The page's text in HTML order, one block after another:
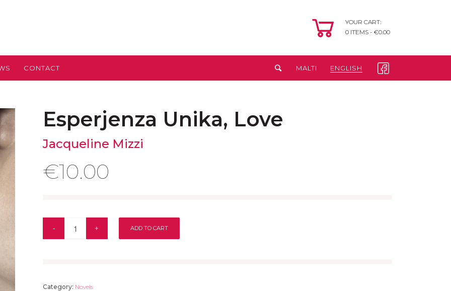
YOUR CART:
0ITEMS - €0.00
CONTACT ENGLISH
MALTI
Esperjenza Unika, Love
Jacqueline Mizzi
€10.00
ADD TO CART
Category: Novels